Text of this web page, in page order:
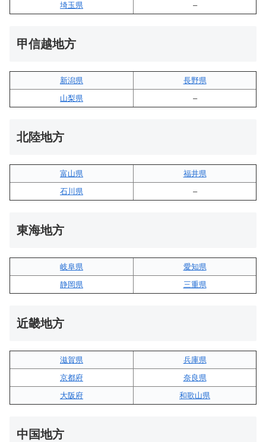
埼玉県
–
甲信越地方
新潟県
長野県
山梨県
–
北陸地方
富山県
福井県
石川県
–
東海地方
岐阜県
愛知県
静岡県
三重県
近畿地方
滋賀県
兵庫県
京都府
奈良県
大阪府
和歌山県
中国地方